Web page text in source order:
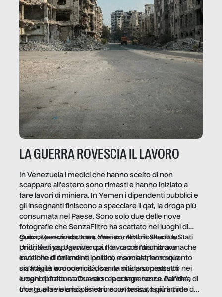
LA GUERRA ROVESCIA IL LAVORO
In Venezuela i medici che hanno scelto di non
scappare all’estero sono rimasti e hanno iniziato a
fare lavori di miniera. In Yemen i dipendenti pubblici e
gli insegnanti finiscono a spacciare il qat, la droga più
consumata nel Paese. Sono solo due delle nove
fotografie che SenzaFiltro ha scattato nei luoghi di
guerra per dimostrare che i conflitti ribaltano le
priorità di sopravvivenza. Il lavoro è l’architrave
invisibile di un ordine politico e sociale, non solo
un’attività economica: diventa nitida soprattutto nei
luoghi di frattura. Questo reportage nasce dall’idea
che guerre e crisi penetrino nel tessuto più intimo
Cuba, Venezuela, Iran, Yemen, Arabia Saudita, Stati
Uniti, Kenya, Uganda: qui non raccontiamo cronache
esotiche di fallimenti lontani, ma mostriamo quanto
sia fragile la modernità, con le sue promesse di
emancipazione attraverso la competenza. Perché, di
fronte alla violenza fisica o economica, la piramide del